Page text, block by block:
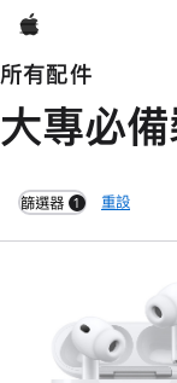
Apple
所有配件
大專必
篩選器 1
filters active
重設